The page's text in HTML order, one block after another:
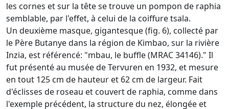
les cornes et sur la tête se trouve un pompon de raphia
sem­blable, par l'effet, à celui de la coiffure tsala.
Un deuxième masque, gigantesque (fig. 6), collecté par
le Père Butanye dans la région de Kimbao, sur la rivière
Inzia, est référencé: "mbau, le buffle (MRAC 34146)." Il
fut présenté au musée de Tervuren en 1932, et mesure
en tout 125 cm de hauteur et 62 cm de largeur. Fait
d'éclisses de roseau et couvert de raphia, comme dans
l'exemple précédent, la structure du nez, élongée et